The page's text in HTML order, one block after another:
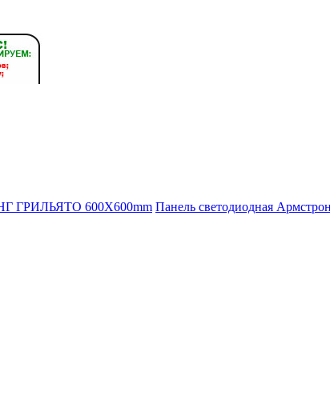
600X600mm Панель светодиодная